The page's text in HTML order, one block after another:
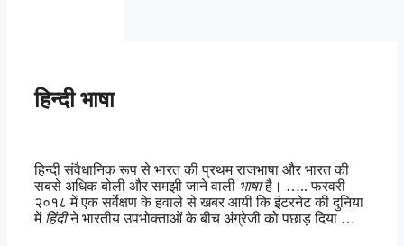
हिन्दी भाषा
हिन्दी संवैधानिक रूप से भारत की प्रथम राजभाषा और भारत की
सबसे अधिक बोली और समझी जाने वाली भाषाहै। ….. फरवरी
२०१८ में एक सर्वेक्षण के हवाले से खबर आयी कि इंटरनेट की दुनिया
में हिंदीने भारतीय उपभोक्ताओं के बीच अंग्रेजी को पछाड़ दिया …